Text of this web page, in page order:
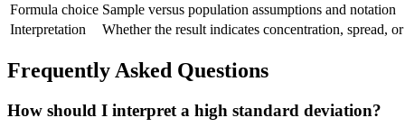
Formula choice Sample versus population assumptions and notation
Interpretation
Whether the result indicates concentration, spread,
Frequently Asked Questions
How should I interpret a high standard deviation?